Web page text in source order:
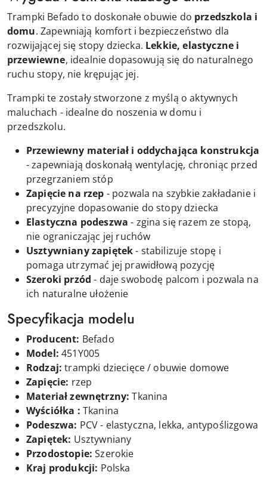
Trampki Befado to doskonałe obuwie do przedszkola i
domu. Zapewniają komfort i bezpieczeństwo dla
rozwijającej się stopy dziecka. Lekkie, elastyczne i
przewiewne, idealnie dopasowują się do naturalnego
ruchu stopy, nie krępując jej.
Trampki te zostały stworzone z myślą o aktywnych
maluchach - idealne do noszenia w domu i
przedszkolu.
Przewiewny materiał i oddychająca konstrukcja
- zapewniają doskonałą wentylację, chroniąc przed
przegrzaniem stóp
Zapięcie na rzep - pozwala na szybkie zakładanie i
precyzyjne dopasowanie do stopy dziecka
Elastyczna podeszwa - zgina się razem ze stopą,
nie ograniczając jej ruchów
Usztywniany zapiętek- stabilizuje stopę i
pomaga utrzymać jej prawidłową pozycję
Szeroki przód - daje swobodę palcom i pozwala na
ich naturalne ułożenie
Specyfikacja modelu
Producent: Befado
Model: 451Y005
Rodzaj: trampki dziecięce / obuwie domowe
Zapięcie: rzep
Materiał zewnętrzny: Tkanina
Wyściółka : Tkanina
Podeszwa: PCV - elastyczna, lekka, antypoślizgowa
Zapiętek: Usztywniany
Przodostopie: Szerokie
Kraj produkcji: Polska